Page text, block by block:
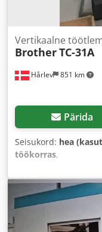
Hårlev 851 km
Vertikaalne
BrotherTC-31A
Pärida
Seisukord: hea
töökorras,